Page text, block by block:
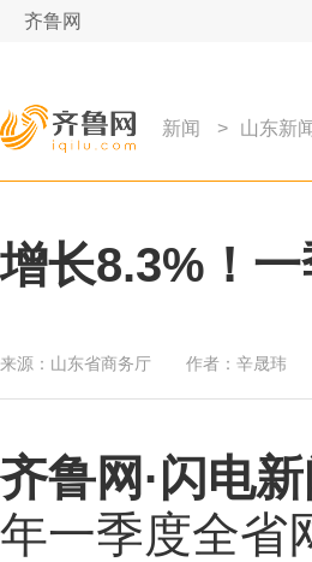
齐鲁网
新闻 > 山东新闻
增长8.3%！
来源： 山东省商务厅 作者： 辛晟玮
齐鲁网 ·闪电
年一季度全省